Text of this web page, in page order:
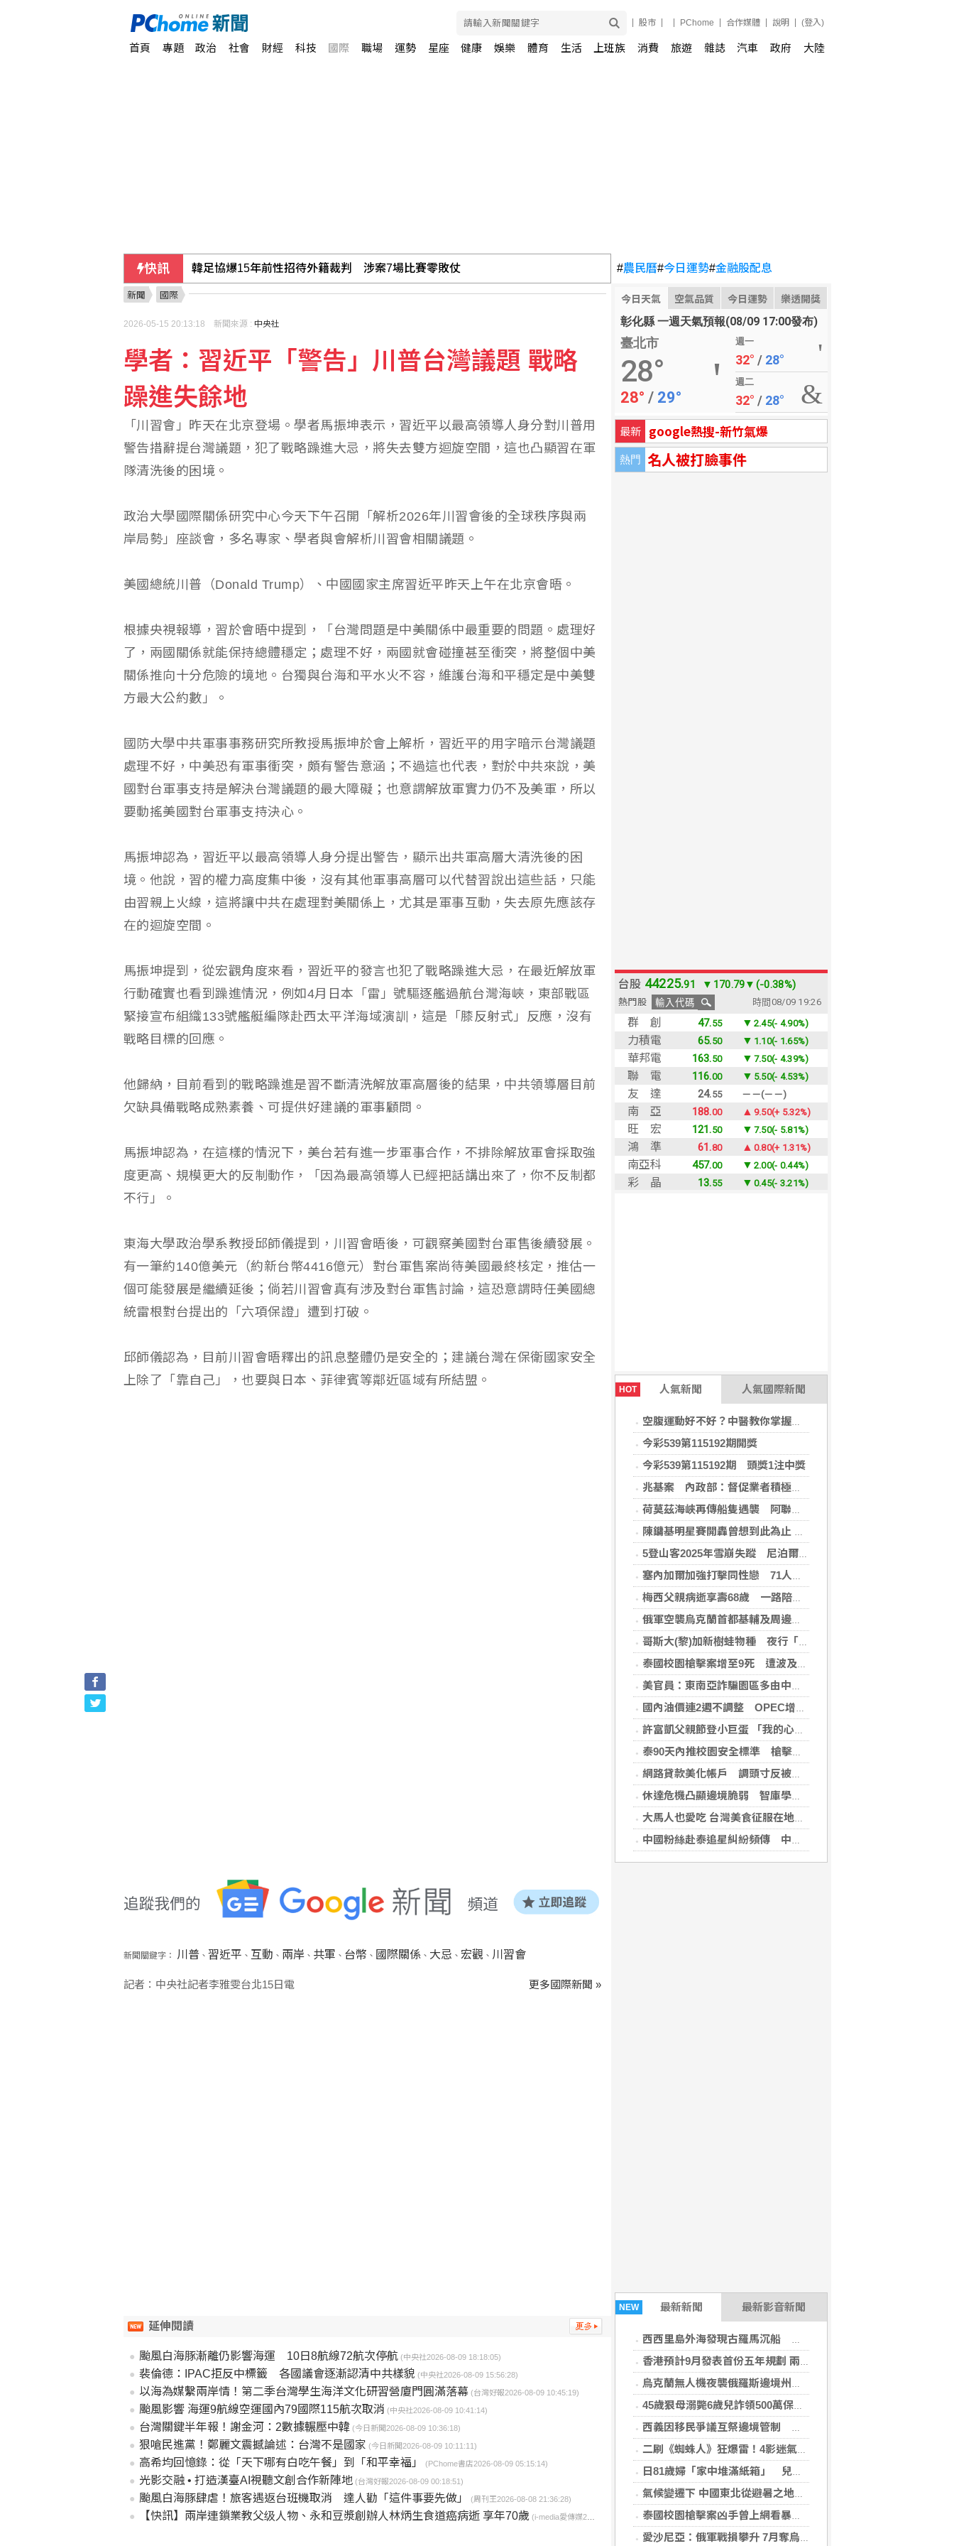
股市 PChome 合作媒體 說明 (登入)
首頁 專題 政治 社會 財經 科技 國際 職場 運勢 星座 健康 娛樂 體育 生活 上班族 消費 旅遊 雜誌 汽車 政府 大陸
快訊 韓足協爆15年前性招待外籍裁判 涉案7場比賽零敗仗
今年5-6月電子發票 113人抱走4大獎近2.5億
李冠德遭134頁申訴控霸凌、公款私用、酒駕 外交部證實成立調查小組
#農民曆#今日運勢#金融股配息
今日天氣 空氣品質 今日運勢 樂透開獎
彰化縣 一週天氣預報(08/09 17:00發布)
臺北市
28°
28° / 29°
週一
32° / 28°
週二
32° / 28°
最新 google熱搜-新竹氣爆
熱門 名人被打臉事件
HOT 人氣新聞 人氣國際新聞
空腹運動好不好？中醫教你掌握最佳運動時機
今彩539第115192期開獎
今彩539第115192期 頭獎1注中獎
兆基案 內政部：督促業者積極履約或轉讓契約
荷莫茲海峽再傳船隻遇襲 阿聯控伊朗攻擊國營油輪
陳鏞基明星賽開轟曾想到此為止 轉念享受引退年比賽
5登山客2025年雪崩失蹤 尼泊爾救難隊尋獲遺體
塞內加爾加強打擊同性戀 71人遭控「違反自然行為」
梅西父親病逝享壽68歲 一路陪伴兒子闖蕩足壇
俄軍空襲烏克蘭首都基輔及周邊區域 造成4人喪命
哥斯大(黎)加新樹蛙物種 夜行「咖啡蛙」體長不到4公分
泰國校園槍擊案增至9死 遭波及12歲女童不治
美官員：東南亞詐騙園區多由中國背景跨國犯罪組織主導
國內油價連2週不調整 OPEC增產國際油價跌
許富凱父親節登小巨蛋 「我的心肝寶貝」思念爸爸
泰90天內推校園安全標準 槍擊案後全國加強心理篩檢
網路貸款美化帳戶 調頭寸反被當成洗錢人頭帳戶
休達危機凸顯邊境脆弱 智庫學者籲建立歐盟統一方案
大馬人也愛吃 台灣美食征服在地味蕾
中國粉絲赴泰追星糾紛頻傳 中國駐泰使館籲文明守法
NEW 最新新聞 最新影音新聞
西西里島外海發現古羅馬沉船 內有數百運酒雙耳陶瓶
香港預計9月發表首份五年規劃 兩成受訪青年稱不知
烏克蘭無人機夜襲俄羅斯邊境州 當局稱造成3死25傷
45歲狠母溺斃6歲兒詐領500萬保險金 大兒子驚吐：媽想害死我
西義因移民爭議互祭邊境管制 西班牙首日檢查約200人
二刷《蜘蛛人》狂爆雷！4影迷氣炸「當場開扁」 影廳大亂鬥畫面瘋傳
日81歲婦「家中堆滿紙箱」 兒返家發現驚人真相
氣候變遷下 中國東北從避暑之地淪為高溫高濕重災區
泰國校園槍擊案凶手曾上網看暴力內容 學習如何用槍
愛沙尼亞：俄軍戰損攀升 7月奪烏幅度明顯放緩
新聞 國際
2026-05-15 20:13:18 新聞來源 : 中央社
學者：習近平「警告」川普台灣議題 戰略
躁進失餘地
「川習會」昨天在北京登場。學者馬振坤表示，習近平以最高領導人身分對川普用
警告措辭提台灣議題，犯了戰略躁進大忌，將失去雙方迴旋空間，這也凸顯習在軍
隊清洗後的困境。
政治大學國際關係研究中心今天下午召開「解析2026年川習會後的全球秩序與兩
岸局勢」座談會，多名專家、學者與會解析川習會相關議題。
美國總統川普（Donald Trump）、中國國家主席習近平昨天上午在北京會晤。
根據央視報導，習於會晤中提到，「台灣問題是中美關係中最重要的問題。處理好
了，兩國關係就能保持總體穩定；處理不好，兩國就會碰撞甚至衝突，將整個中美
關係推向十分危險的境地。台獨與台海和平水火不容，維護台海和平穩定是中美雙
方最大公約數」。
國防大學中共軍事事務研究所教授馬振坤於會上解析，習近平的用字暗示台灣議題
處理不好，中美恐有軍事衝突，頗有警告意涵；不過這也代表，對於中共來說，美
國對台軍事支持是解決台灣議題的最大障礙；也意謂解放軍實力仍不及美軍，所以
要動搖美國對台軍事支持決心。
馬振坤認為，習近平以最高領導人身分提出警告，顯示出共軍高層大清洗後的困
境。他說，習的權力高度集中後，沒有其他軍事高層可以代替習說出這些話，只能
由習親上火線，這將讓中共在處理對美關係上，尤其是軍事互動，失去原先應該存
在的迴旋空間。
馬振坤提到，從宏觀角度來看，習近平的發言也犯了戰略躁進大忌，在最近解放軍
行動確實也看到躁進情況，例如4月日本「雷」號驅逐艦過航台灣海峽，東部戰區
緊接宣布組織133號艦艇編隊赴西太平洋海域演訓，這是「膝反射式」反應，沒有
戰略目標的回應。
他歸納，目前看到的戰略躁進是習不斷清洗解放軍高層後的結果，中共領導層目前
欠缺具備戰略成熟素養、可提供好建議的軍事顧問。
馬振坤認為，在這樣的情況下，美台若有進一步軍事合作，不排除解放軍會採取強
度更高、規模更大的反制動作，「因為最高領導人已經把話講出來了，你不反制都
不行」。
東海大學政治學系教授邱師儀提到，川習會晤後，可觀察美國對台軍售後續發展。
有一筆約140億美元（約新台幣4416億元）對台軍售案尚待美國最終核定，推估一
個可能發展是繼續延後；倘若川習會真有涉及對台軍售討論，這恐意謂時任美國總
統雷根對台提出的「六項保證」遭到打破。
邱師儀認為，目前川習會晤釋出的訊息整體仍是安全的；建議台灣在保衛國家安全
上除了「靠自己」，也要與日本、菲律賓等鄰近區域有所結盟。
新聞關鍵字： 川普、 習近平 、 互動 、 兩岸、 共軍 、 台幣 、 國際關係、 大忌 、 宏觀 、 川習會
記者：中央社記者李雅雯台北15日電 更多國際新聞 »
延伸閱讀
颱風白海豚漸離仍影響海運 10日8航線72航次停航 (中央社2026-08-09 18:18:05)
裴倫德：IPAC拒反中標籤 各國議會逐漸認清中共樣貌 (中央社2026-08-09 15:56:28)
以海為媒繫兩岸情！第二季台灣學生海洋文化研習營廈門圓滿落幕 (台灣好報2026-08-09 10:45:19)
颱風影響 海運9航線空運國內79國際115航次取消 (中央社2026-08-09 10:41:14)
台灣關鍵半年報！謝金河：2數據輾壓中韓 (今日新聞2026-08-09 10:36:18)
狠嗆民進黨！鄭麗文震撼論述：台灣不是國家 (今日新聞2026-08-09 10:11:11)
高希均回憶錄：從「天下哪有白吃午餐」到「和平幸福」 (PChome書店2026-08-09 05:15:14)
光影交融 • 打造漢臺AI視聽文創合作新陣地 (台灣好報2026-08-09 00:18:51)
颱風白海豚肆虐！旅客遇返台班機取消 達人勸「這件事要先做」 (周刊王2026-08-08 21:36:28)
【快訊】兩岸連鎖業教父级人物、永和豆漿創辦人林炳生食道癌病逝 享年70歲 (i-media愛傳媒2026-08-08 20:06:00)